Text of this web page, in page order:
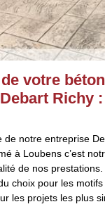
votre
Richy
de notre entreprise
à Loubens c’est
de nos
choix pour les
les projets les plus